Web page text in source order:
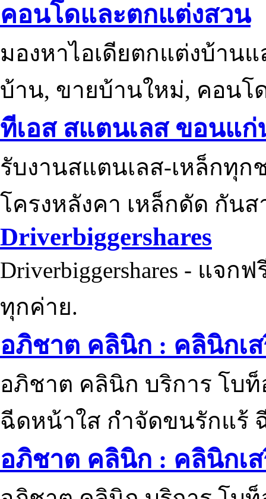
คอนโดและตกแต่งสวน
มองหาไอเดียตกแต่งบ้าน
บ้าน, ขายบ้านใหม่, คอนโ
ทีเอส สแตนเลส ขอนแก่
รับงานสแตนเลส-เหล็กทุ
โครงหลังคา เหล็กดัด กัน
Driverbiggershares
Driverbiggershares - แจก
ทุกค่าย.
อภิชาต คลินิก : คลินิกเ
อภิชาต คลินิก บริการ โบ
ฉีดหน้าใส กำจัดขนรักแร้
อภิชาต คลินิก : คลินิกเ